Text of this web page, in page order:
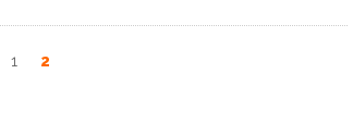
1 2